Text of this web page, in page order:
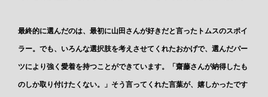
最終的に選んだのは、最初に山田さんが好きだと言ったトムスのスポイ
ラー。でも、いろんな選択肢を考えさせてくれたおかげで、選んだパー
ツにより強く愛着を持つことができています。「齋藤さんが納得したも
のしか取り付けたくない。」そう言ってくれた言葉が、嬉しかったです